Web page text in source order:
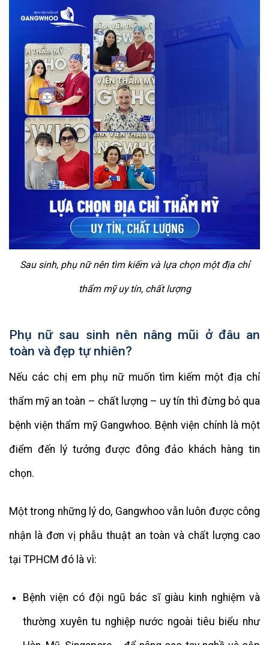
Sau sinh, phụ nữ nên tìm kiếm và lựa chọn một địa chỉ
thẩm mỹ uy tín, chất lượng
Phụ nữ sau sinh nên nâng mũi ở đâu an
toàn và đẹp tự nhiên?
Nếu các chị em phụ nữ muốn tìm kiếm một địa chỉ
thẩm mỹ an toàn – chất lượng – uy tín thì đừng bỏ qua
bệnh viện thẩm mỹ Gangwhoo. Bệnh viện chính là một
điểm đến lý tưởng được đông đảo khách hàng tin
chọn.
Một trong những lý do, Gangwhoo vẫn luôn được công
nhận là đơn vị phẫu thuật an toàn và chất lượng cao
tại TPHCM đó là vì:
Bệnh viện có đội ngũ bác sĩ giàu kinh nghiệm và
thường xuyên tu nghiệp nước ngoài tiêu biểu như